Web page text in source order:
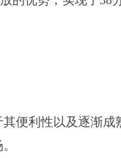
便利性以及逐渐成